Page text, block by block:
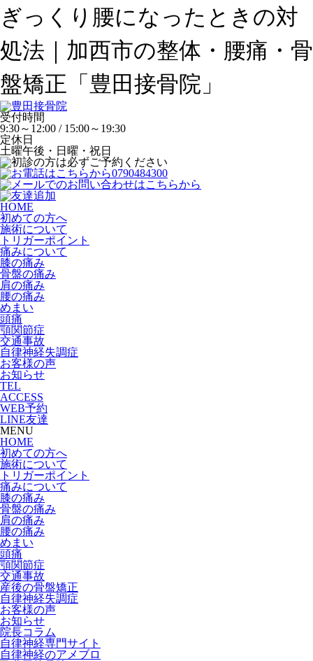
ぎっくり腰になったときの対
処法｜加西市の整体・腰痛・骨
盤矯正「豊田接骨院」
受付時間
9:30～12:00 / 15:00～19:30
定休日
土曜午後・日曜・祝日
HOME
初めての方へ
施術について
トリガーポイント
痛みについて
膝の痛み
骨盤の痛み
肩の痛み
腰の痛み
めまい
頭痛
顎関節症
交通事故
自律神経失調症
お客様の声
お知らせ
TEL
ACCESS
WEB予約
LINE友達
MENU
HOME
初めての方へ
施術について
トリガーポイント
痛みについて
膝の痛み
骨盤の痛み
肩の痛み
腰の痛み
めまい
頭痛
顎関節症
交通事故
産後の骨盤矯正
自律神経失調症
お客様の声
お知らせ
院長コラム
自律神経専門サイト
自律神経のアメブロ